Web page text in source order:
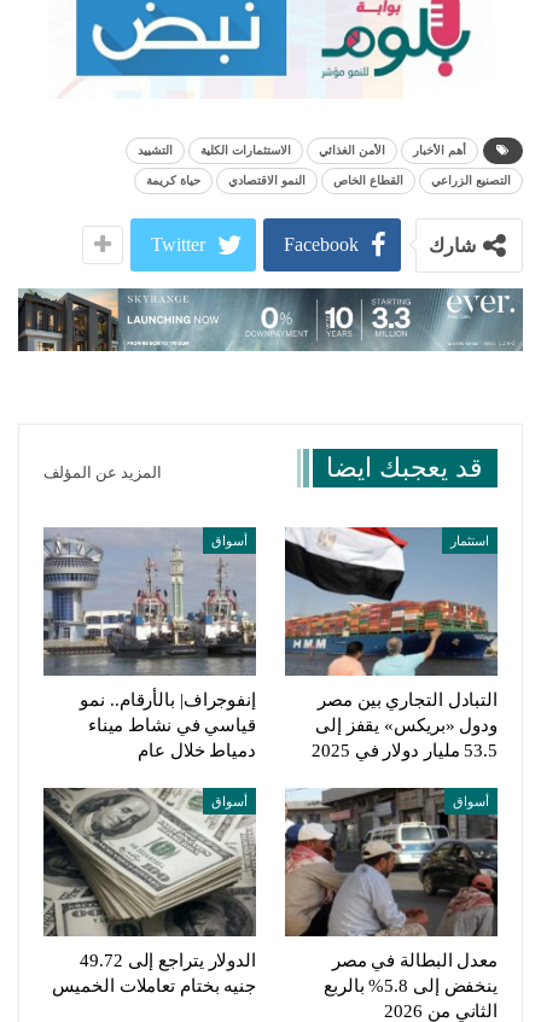
أهم الأخبار الأمن الغذائي الاستثمارات الكلية التشييد
التصنيع الزراعي القطاع الخاص النمو الاقتصادي حياة كريمة
شارك Facebook
Twitter
قد يعجبك ايضا المزيد عن المؤلف
استثمار
التبادل التجاري بين مصر
ودول «بريكس» يقفز إلى
53.5 مليار دولار في 2025
أسواق
إنفوجراف| بالأرقام.. نمو
قياسي في نشاط ميناء
دمياط خلال عام
أسواق
معدل البطالة في مصر
ينخفض إلى 5.8% بالربع
الثاني من 2026
أسواق
الدولار يتراجع إلى 49.72
جنيه بختام تعاملات الخميس